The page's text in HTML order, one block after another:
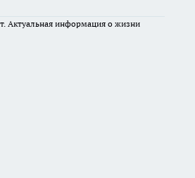
Актуальная информация о жизни